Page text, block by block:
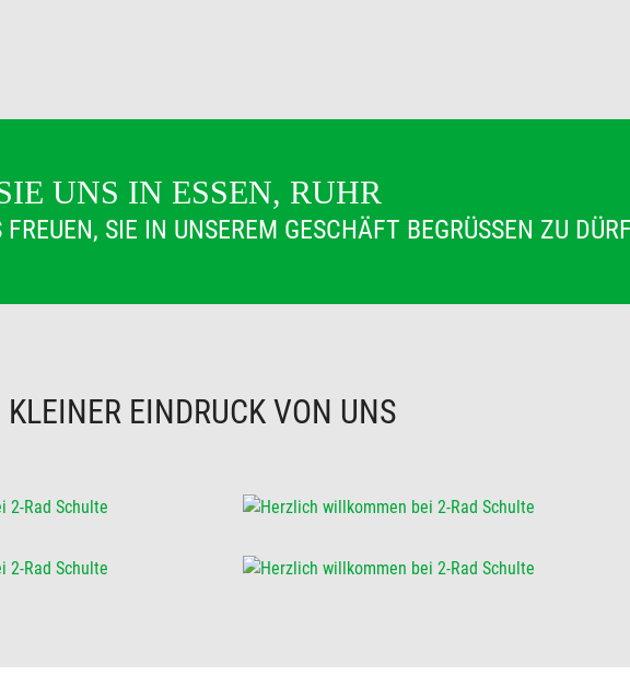
UNS IN ESSEN, RUHR
SIE IN UNSEREM GESCHÄFT BEGRÜSSEN ZU
KLEINER EINDRUCK VON UNS